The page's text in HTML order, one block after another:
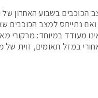
הכוכבים בשבוע האחרון
נתייחס למצב הכוכבים
2023, הוא אכן אינו מעודד במיוחד:
במזל תאומים, זוית